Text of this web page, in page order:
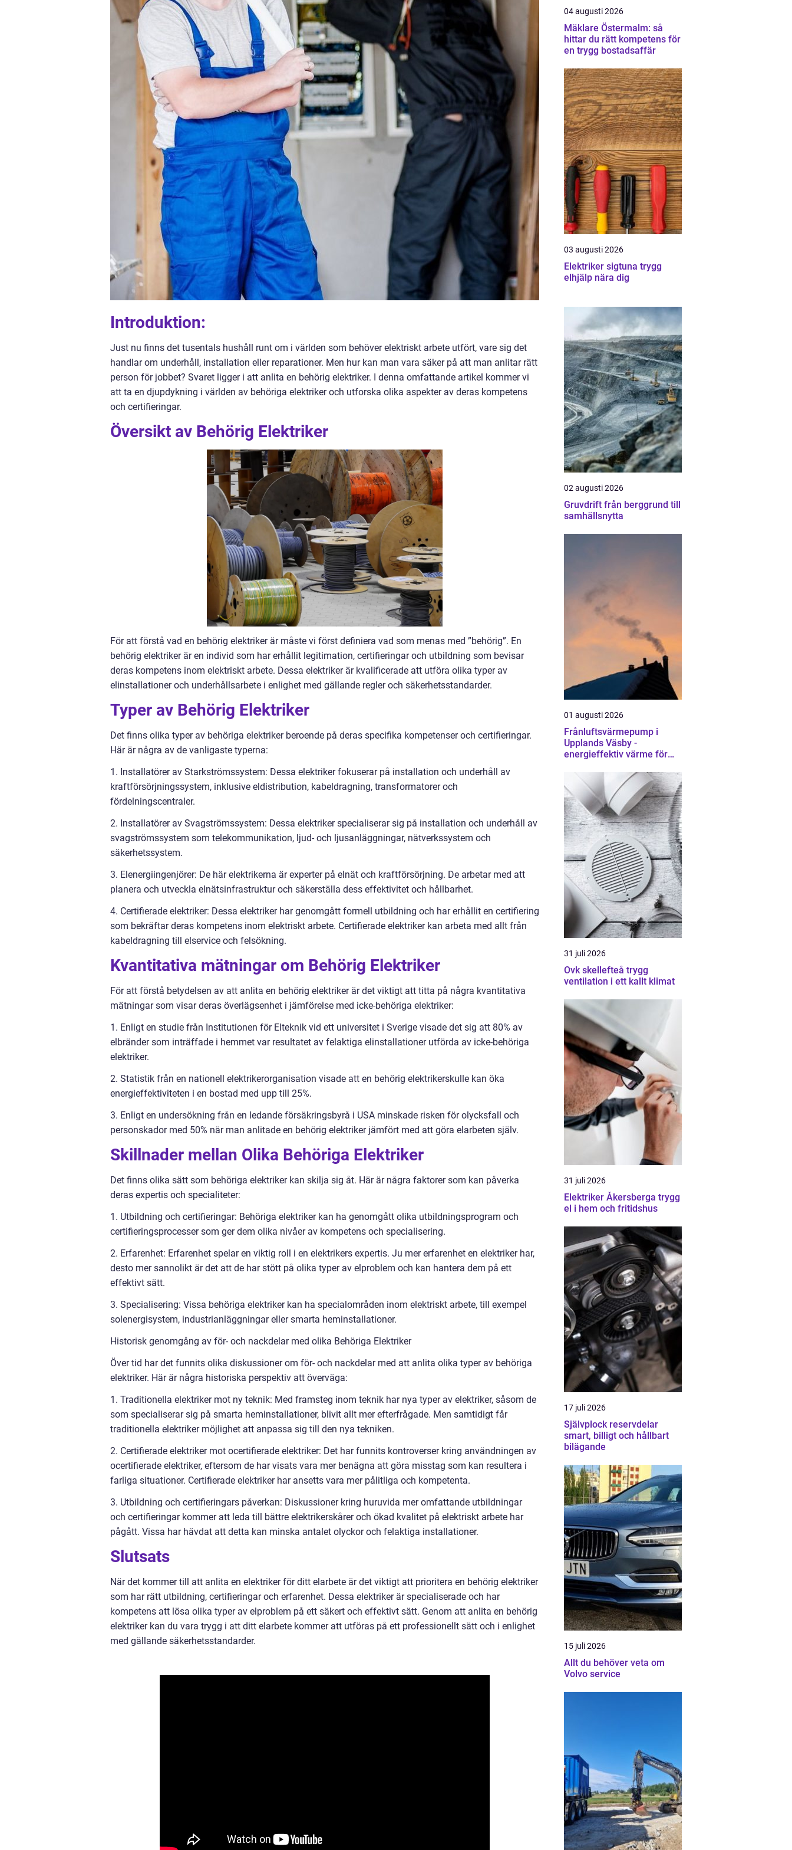
Introduktion:
Just nu finns det tusentals hushåll runt om i världen som behöver elektriskt arbete utfört, vare sig det
handlar om underhåll, installation eller reparationer. Men hur kan man vara säker på att man anlitar rätt
person för jobbet? Svaret ligger i att anlita en behörig elektriker. I denna omfattande artikel kommer vi
att ta en djupdykning i världen av behöriga elektriker och utforska olika aspekter av deras kompetens
och certifieringar.
Översikt av Behörig Elektriker
För att förstå vad en behörig elektriker är måste vi först definiera vad som menas med ”behörig”. En
behörig elektriker är en individ som har erhållit legitimation, certifieringar och utbildning som bevisar
deras kompetens inom elektriskt arbete. Dessa elektriker är kvalificerade att utföra olika typer av
elinstallationer och underhållsarbete i enlighet med gällande regler och säkerhetsstandarder.
Typer av Behörig Elektriker
Det finns olika typer av behöriga elektriker beroende på deras specifika kompetenser och certifieringar.
Här är några av de vanligaste typerna:
1. Installatörer av Starkströmssystem: Dessa elektriker fokuserar på installation och underhåll av
kraftförsörjningssystem, inklusive eldistribution, kabeldragning, transformatorer och
fördelningscentraler.
2. Installatörer av Svagströmssystem: Dessa elektriker specialiserar sig på installation och underhåll av
svagströmssystem som telekommunikation, ljud- och ljusanläggningar, nätverkssystem och
säkerhetssystem.
3. Elenergiingenjörer: De här elektrikerna är experter på elnät och kraftförsörjning. De arbetar med att
planera och utveckla elnätsinfrastruktur och säkerställa dess effektivitet och hållbarhet.
4. Certifierade elektriker: Dessa elektriker har genomgått formell utbildning och har erhållit en certifiering
som bekräftar deras kompetens inom elektriskt arbete. Certifierade elektriker kan arbeta med allt från
kabeldragning till elservice och felsökning.
Kvantitativa mätningar om Behörig Elektriker
För att förstå betydelsen av att anlita en behörig elektriker är det viktigt att titta på några kvantitativa
mätningar som visar deras överlägsenhet i jämförelse med icke-behöriga elektriker:
1. Enligt en studie från Institutionen för Elteknik vid ett universitet i Sverige visade det sig att 80% av
elbränder som inträffade i hemmet var resultatet av felaktiga elinstallationer utförda av icke-behöriga
elektriker.
2. Statistik från en nationell elektrikerorganisation visade att en behörig elektrikerskulle kan öka
energieffektiviteten i en bostad med upp till 25%.
3. Enligt en undersökning från en ledande försäkringsbyrå i USA minskade risken för olycksfall och
personskador med 50% när man anlitade en behörig elektriker jämfört med att göra elarbeten själv.
Skillnader mellan Olika Behöriga Elektriker
Det finns olika sätt som behöriga elektriker kan skilja sig åt. Här är några faktorer som kan påverka
deras expertis och specialiteter:
1. Utbildning och certifieringar: Behöriga elektriker kan ha genomgått olika utbildningsprogram och
certifieringsprocesser som ger dem olika nivåer av kompetens och specialisering.
2. Erfarenhet: Erfarenhet spelar en viktig roll i en elektrikers expertis. Ju mer erfarenhet en elektriker har,
desto mer sannolikt är det att de har stött på olika typer av elproblem och kan hantera dem på ett
effektivt sätt.
3. Specialisering: Vissa behöriga elektriker kan ha specialområden inom elektriskt arbete, till exempel
solenergisystem, industrianläggningar eller smarta heminstallationer.
Historisk genomgång av för- och nackdelar med olika Behöriga Elektriker
Över tid har det funnits olika diskussioner om för- och nackdelar med att anlita olika typer av behöriga
elektriker. Här är några historiska perspektiv att överväga:
1. Traditionella elektriker mot ny teknik: Med framsteg inom teknik har nya typer av elektriker, såsom de
som specialiserar sig på smarta heminstallationer, blivit allt mer efterfrågade. Men samtidigt får
traditionella elektriker möjlighet att anpassa sig till den nya tekniken.
2. Certifierade elektriker mot ocertifierade elektriker: Det har funnits kontroverser kring användningen av
ocertifierade elektriker, eftersom de har visats vara mer benägna att göra misstag som kan resultera i
farliga situationer. Certifierade elektriker har ansetts vara mer pålitliga och kompetenta.
3. Utbildning och certifieringars påverkan: Diskussioner kring huruvida mer omfattande utbildningar
och certifieringar kommer att leda till bättre elektrikerskårer och ökad kvalitet på elektriskt arbete har
pågått. Vissa har hävdat att detta kan minska antalet olyckor och felaktiga installationer.
Slutsats
När det kommer till att anlita en elektriker för ditt elarbete är det viktigt att prioritera en behörig elektriker
som har rätt utbildning, certifieringar och erfarenhet. Dessa elektriker är specialiserade och har
kompetens att lösa olika typer av elproblem på ett säkert och effektivt sätt. Genom att anlita en behörig
elektriker kan du vara trygg i att ditt elarbete kommer att utföras på ett professionellt sätt och i enlighet
med gällande säkerhetsstandarder.
04 augusti 2026
Mäklare Östermalm: så
hittar du rätt kompetens för
en trygg bostadsaffär
03 augusti 2026
Elektriker sigtuna trygg
elhjälp nära dig
02 augusti 2026
Gruvdrift från berggrund till
samhällsnytta
01 augusti 2026
Frånluftsvärmepump i
Upplands Väsby -
energieffektiv värme för
31 juli 2026
Ovk skellefteå trygg
ventilation i ett kallt klimat
31 juli 2026
Elektriker Åkersberga trygg
el i hem och fritidshus
17 juli 2026
Självplock reservdelar
smart, billigt och hållbart
bilägande
15 juli 2026
Allt du behöver veta om
Volvo service